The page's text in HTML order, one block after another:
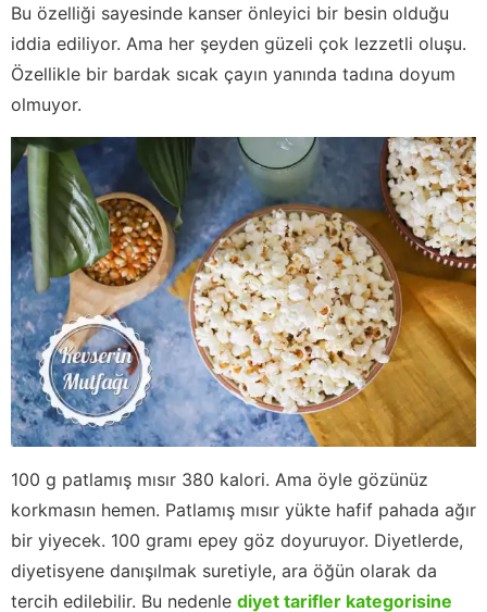
Bu özelliği sayesinde kanser önleyici bir besin olduğu
iddia ediliyor. Ama her şeyden güzeli çok lezzetli oluşu.
Özellikle bir bardak sıcak çayın yanında tadına doyum
olmuyor.
100 g patlamış mısır 380 kalori. Ama öyle gözünüz
korkmasın hemen. Patlamış mısır yükte hafif pahada ağır
bir yiyecek. 100 gramı epey göz doyuruyor. Diyetlerde,
diyetisyene danışılmak suretiyle, ara öğün olarak da
tercih edilebilir. Bu nedenle diyet tarifler kategorisine